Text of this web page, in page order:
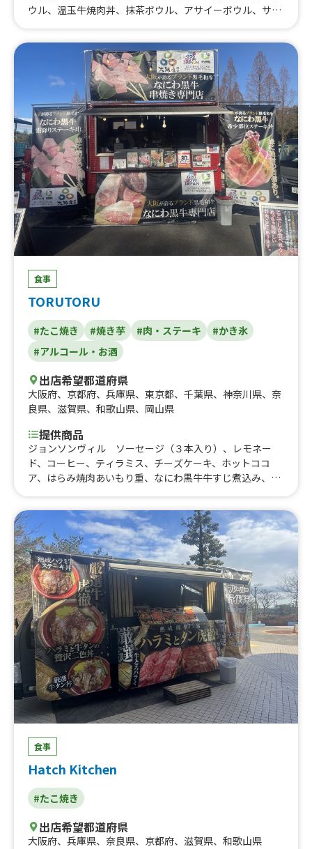
ウル、温玉牛焼肉丼、抹茶ボウル、アサイーボウル、サク
食事
TORUTORU
#たこ焼き #焼き芋 #肉・ステーキ
#かき氷
#アルコール・お酒
出店希望都道府県
大阪府、 京都府、 兵庫県、 東京都、 千葉県、 神奈川県、 奈
良県、 滋賀県、 和歌山県、 岡山県
提供商品
ジョンソンヴィル ソーセージ（３本入り）、レモネー
ド、コーヒー、ティラミス、チーズケーキ、ホットココ
ア、はらみ焼肉あいもり重、なにわ黒牛牛すじ煮込み、河
串、大阪梅ポーク肉巻きおにぎり、ハラミ重(ランチ)90
0、熟成ハラミ串ランチ、塩タン串ランチ、焼肉丼、大阪
美人カステラ15個、大阪美人カステラ25個、大阪美人カス
テラ40個、チュロス、りんご飴、大阪産梅ポーク焼きそ
ば、カステラいちごパフェ、焼き鳥、いちご飴、ビール、
冷やしパイン、なにわ黒牛の極上焼きそば、フランクフル
ト、カキ氷、仙台牛タン重、唐揚げ、焼き芋、ポテト、た
こ焼き
食事
Hatch Kitchen
#たこ焼き
出店希望都道府県
大阪府、 兵庫県、 奈良県、 京都府、 滋賀県、 和歌山県